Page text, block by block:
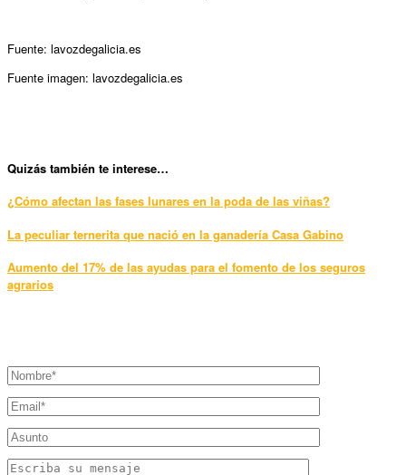
Fuente: lavozdegalicia.es
Fuente imagen: lavozdegalicia.es
Quizás también te interese…
¿Cómo afectan las fases lunares en la poda de las viñas?
La peculiar ternerita que nació en la ganadería Casa Gabino
Aumento del 17% de las ayudas para el fomento de los seguros
agrarios